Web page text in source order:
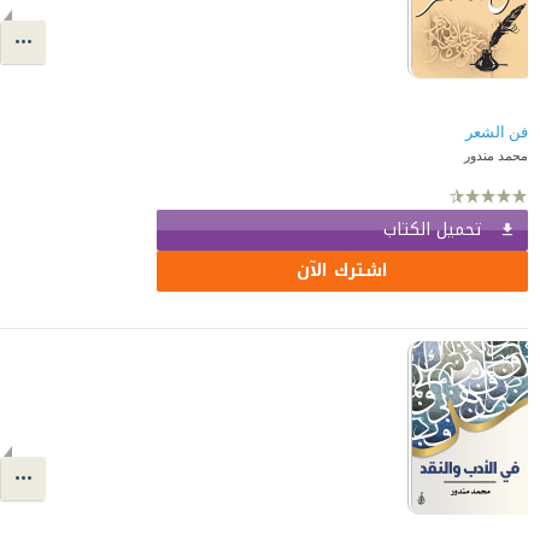
فن الشعر
محمد مندور
تحميل الكتاب
اشترك الآن